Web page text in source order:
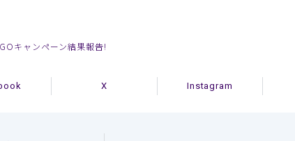
キャンペーン結果報告!
X Instagram